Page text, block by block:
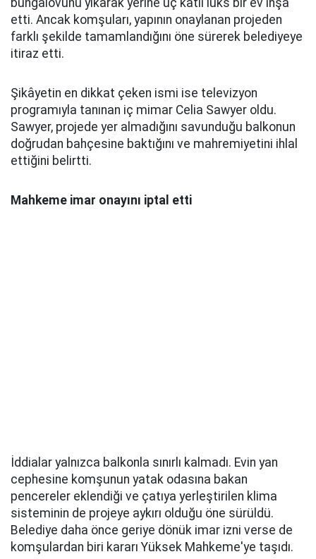
etti. Ancak komşuları, yapının onaylanan projeden
farklı şekilde tamamlandığını öne sürerek belediyeye
itiraz etti.
Şikâyetin en dikkat çeken ismi ise televizyon
programıyla tanınan iç mimar Celia Sawyer oldu.
Sawyer, projede yer almadığını savunduğu balkonun
doğrudan bahçesine baktığını ve mahremiyetini ihlal
ettiğini belirtti.
Mahkeme imar onayını iptal etti
İddialar yalnızca balkonla sınırlı kalmadı. Evin yan
cephesine komşunun yatak odasına bakan
pencereler eklendiği ve çatıya yerleştirilen klima
sisteminin de projeye aykırı olduğu öne sürüldü.
Belediye daha önce geriye dönük imar izni verse de
komşulardan biri kararı Yüksek Mahkeme'ye taşıdı.